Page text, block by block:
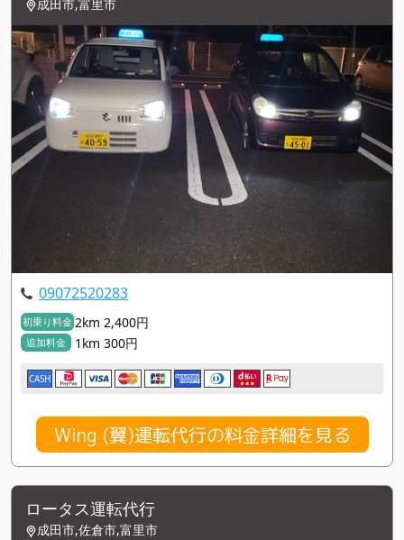
成田市,富里市
09072520283
初乗り料金 2km 2,400円
追加料金 1km 300円
CASH
Wing (翼)運転代行の料金詳細を見る
ロータス運転代行
成田市,佐倉市,富里市